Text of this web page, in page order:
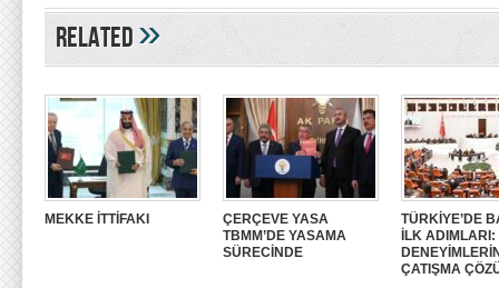
Related»
MEKKE İTTİFAKI
ÇERÇEVE YASA
TBMM’DE YASAMA
SÜRECİNDE
TÜRKİYE’DE
İLK
ÇATIŞMA